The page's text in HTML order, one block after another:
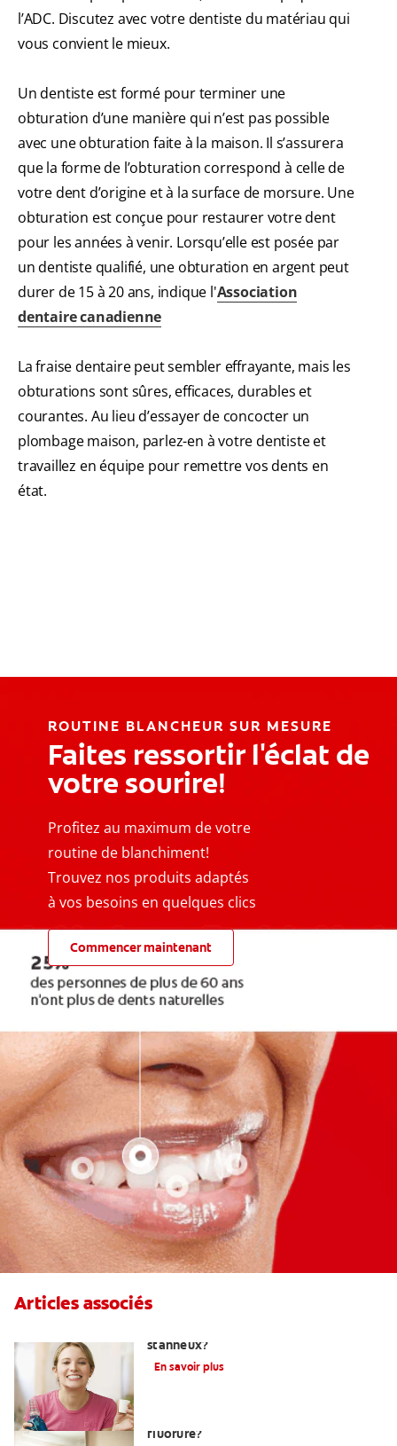
l’ADC. Discutez avec votre dentiste du matériau qui
vous convient le mieux.
Un dentiste est formé pour terminer une
obturation d’une manière qui n’est pas possible
avec une obturation faite à la maison. Il s’assurera
que la forme de l’obturation correspond à celle de
votre dent d’origine et à la surface de morsure. Une
obturation est conçue pour restaurer votre dent
pour les années à venir. Lorsqu’elle est posée par
un dentiste qualifié, une obturation en argent peut
durer de 15 à 20 ans, indique l'Association
dentaire canadienne
La fraise dentaire peut sembler effrayante, mais les
obturations sont sûres, efficaces, durables et
courantes. Au lieu d’essayer de concocter un
plombage maison, parlez-en à votre dentiste et
travaillez en équipe pour remettre vos dents en
état.
ROUTINE BLANCHEUR SUR MESURE
Faites ressortir l'éclat de
votre sourire!
Profitez au maximum de votre
routine de blanchiment!
Trouvez nos produits adaptés
à vos besoins en quelques clics
Commencer maintenant
Articles associés
stanneux?
En savoir plus
fluorure?